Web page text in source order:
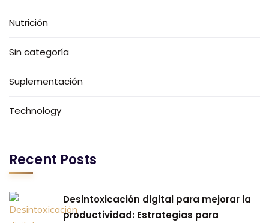
Nutrición
Sin categoría
Suplementación
Technology
Recent Posts
Desintoxicación digital para mejorar la
productividad: Estrategias para